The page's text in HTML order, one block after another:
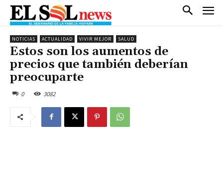
NOTICIAS ACTUALIDAD VIVIR MEJOR SALUD
Estos son los aumentos de
precios que también deberían
preocuparte
0 3082